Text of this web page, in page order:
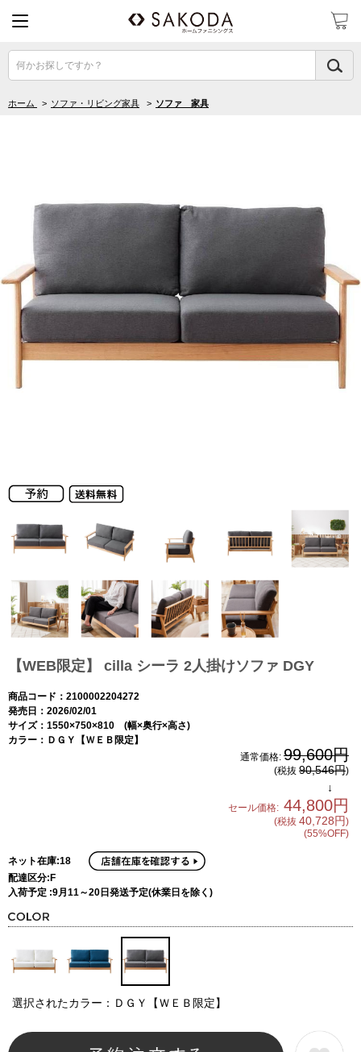
何かお探しですか？
ホーム > ソファ・リビング家具 > ソファ 家具
【WEB限定】 cilla シーラ 2人掛けソファ DGY
商品コード：2100002204272
発売日：2026/02/01
サイズ：1550×750×810 (幅×奥行×高さ)
カラー：ＤＧＹ【ＷＥＢ限定】
通常価格: 99,600円
(税抜 90,546円)
↓
セール価格: 44,800円
(税抜 40,728円)
(55%OFF)
ネット在庫:18
配達区分:F
入荷予定 :9月11～20日発送予定(休業日を除く)
選択されたカラー：ＤＧＹ【ＷＥＢ限定】